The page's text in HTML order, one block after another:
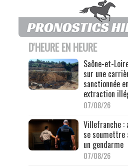
D'HEURE EN HEURE
Saône-et-
sur une
sanctionnée
extraction
07/08/26
Villefranche :
se soumettre
un gendarme
07/08/26